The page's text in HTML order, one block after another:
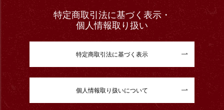
特定商取引法に基づく表示・
個人情報取り扱い
特定商取引法に基づく表示
個人情報取り扱いについて